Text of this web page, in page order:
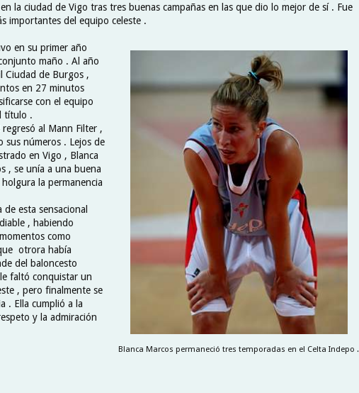
la ciudad de Vigo tras tres buenas campañas en las que dio lo mejor de sí . Fue
importantes del equipo celeste .
Blanca Marcos permaneció tres temporadas en el Celta Indepo .
en su primer año
maño . Al año
Ciudad de Burgos ,
en 27 minutos
con el equipo
título .
al Mann Filter ,
sus números . Lejos de
en Vigo , Blanca
, se unía a una buena
la permanencia
esta sensacional
, habiendo
como
otrora había
del baloncesto
faltó conquistar un
, pero finalmente se
. Ella cumplió a la
y la admiración